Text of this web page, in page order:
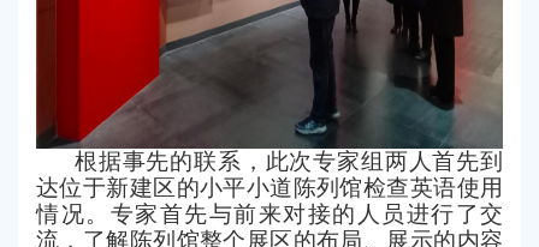
根据事先的联系，此次专家组两人首先到
达位于新建区的小平小道陈列馆检查英语使用
情况。专家首先与前来对接的人员进行了交
流，了解陈列馆整个展区的布局、展示的内容